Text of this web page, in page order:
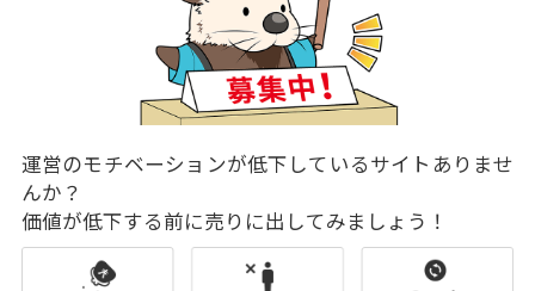
運営のモチベーションが低下しているサイトありませ
んか？
価値が低下する前に売りに出してみましょう！